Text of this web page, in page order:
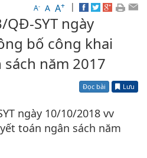
A- A A+ |
SYT ngày
bố công khai
năm 2017
Đọc bài Lưu
ngày 10/10/2018 vv
toán ngân sách năm